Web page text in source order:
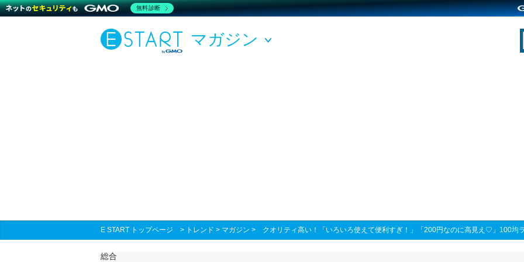
マガジン
E START トップページ > トレンド > マガジン > クオリティ高い！「いろいろ使えて便利すぎ！」「200円なのに高見え♡」100均
総合
無料診断